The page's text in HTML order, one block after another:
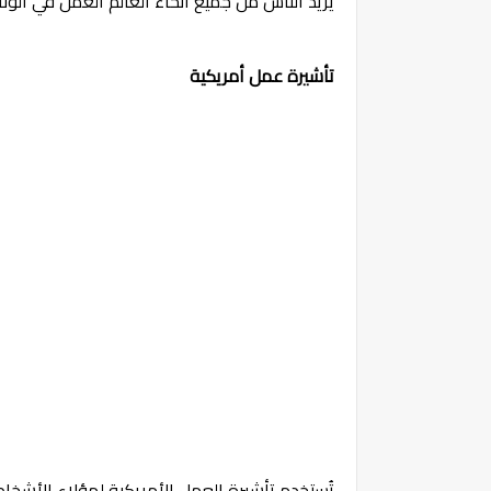
تأشيرة عمل أمريكية